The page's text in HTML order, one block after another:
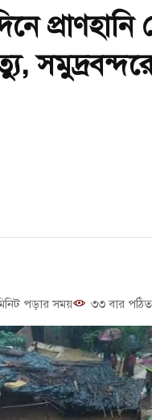
মুহতামিম
ব্যবস্থা নেওয়া
জরুরি বৈঠক জর্ডানের
প্রাণহানি
পড়ার সময় ৩৩ বার পঠিত